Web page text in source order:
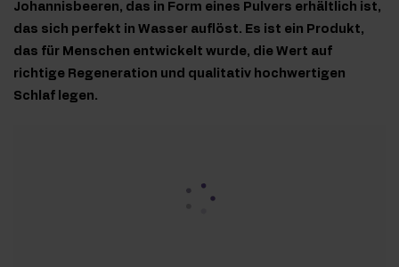
Johannisbeeren, das in Form eines Pulvers erhältlich ist,
das sich perfekt in Wasser auflöst. Es ist ein Produkt,
das für Menschen entwickelt wurde, die Wert auf
richtige Regeneration und qualitativ hochwertigen
Schlaf legen.